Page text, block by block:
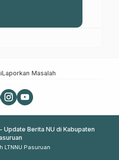
Laporkan Masalah
Update Berita NU di Kabupaten
LTNNU Pasuruan